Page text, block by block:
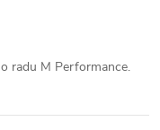
radu M Performance.